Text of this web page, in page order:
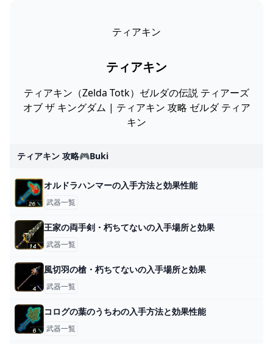
ティアキン
ティアキン
ティアキン（Zelda Totk）ゼルダの伝説 ティアーズ
オブ ザ キングダム | ティアキン 攻略 ゼルダ ティア
キン
ティアキン 攻略🎮buki
オルドラハンマーの入手方法と効果性能
武器一覧
王家の両手剣・朽ちてないの入手場所と効果
武器一覧
風切羽の槍・朽ちてないの入手場所と効果
武器一覧
コログの葉のうちわの入手方法と効果性能
武器一覧